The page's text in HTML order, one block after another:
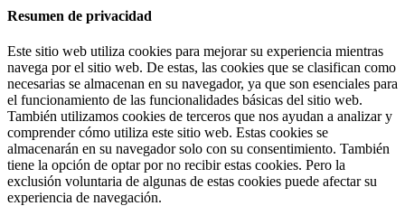
Resumen de privacidad
Este sitio web utiliza cookies para mejorar su experiencia mientras
navega por el sitio web. De estas, las cookies que se clasifican como
necesarias se almacenan en su navegador, ya que son esenciales para
el funcionamiento de las funcionalidades básicas del sitio web.
También utilizamos cookies de terceros que nos ayudan a analizar y
comprender cómo utiliza este sitio web. Estas cookies se
almacenarán en su navegador solo con su consentimiento. También
tiene la opción de optar por no recibir estas cookies. Pero la
exclusión voluntaria de algunas de estas cookies puede afectar su
experiencia de navegación.